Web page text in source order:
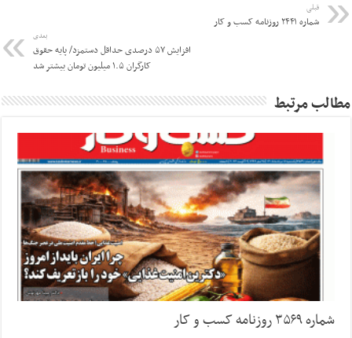
قبلی
شماره ۲۴۴۱ روزنامه کسب و کار
بعدی
افزایش ۵۷ درصدی حداقل دستمزد/ پایه حقوق
کارگران ۱.۵ میلیون تومان بیشتر شد
مطالب مرتبط
شماره ۳۵۶۹ روزنامه کسب و کار